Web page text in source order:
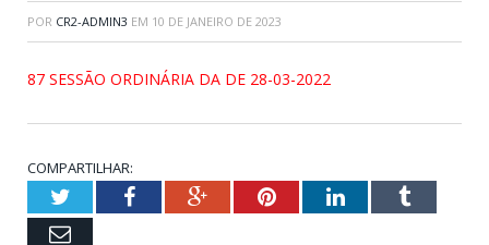
POR CR2-ADMIN3 EM 10 DE JANEIRO DE 2023
87 SESSÃO ORDINÁRIA DA DE 28-03-2022
COMPARTILHAR:
TwitterFacebookGoogle+PinterestLinkedInTumblr
Email